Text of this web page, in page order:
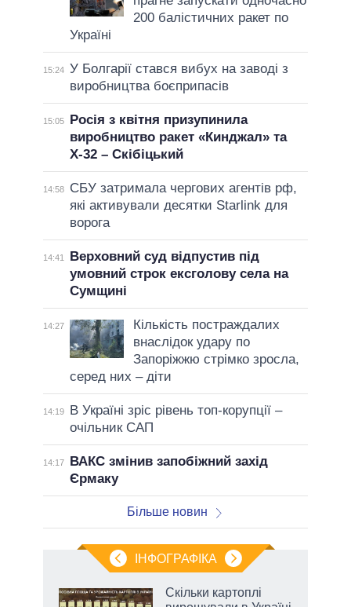
200 балістичних ракет по
Україні
15:24 У Болгарії стався вибух на заводі з
виробництва боєприпасів
15:05
Росія з квітня призупинила
виробництво ракет «Кинджал» та
Х-32 – Скібіцький
14:58
СБУ затримала чергових агентів рф,
які активували десятки Starlink для
ворога
14:41
Верховний суд відпустив під
умовний строк ексголову села на
Сумщині
14:27
Кількість постраждалих
внаслідок удару по
Запоріжжю стрімко зросла,
серед них – діти
14:19
В Україні зріс рівень топ-корупції –
очільник САП
14:17
ВАКС змінив запобіжний захід
Єрмаку
Більше новин
ІНФОГРАФІКА
Скільки картоплі